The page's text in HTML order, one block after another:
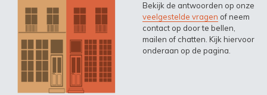
Bekijk de antwoorden op onze
veelgestelde vragen of neem
contact op door te bellen,
mailen of chatten. Kijk hiervoor
onderaan op de pagina.